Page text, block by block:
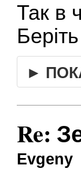
Так в
►
Re:
Evgeny